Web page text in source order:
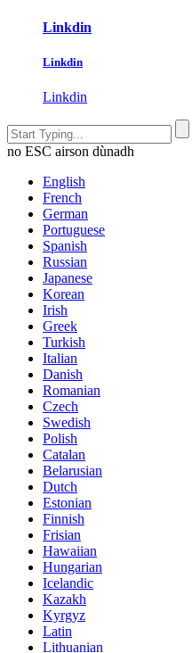
Linkdin
Linkdin
Linkdin
no ESC airson dùnadh
English
French
German
Portuguese
Spanish
Russian
Japanese
Korean
Irish
Greek
Turkish
Italian
Danish
Romanian
Czech
Swedish
Polish
Catalan
Belarusian
Dutch
Estonian
Finnish
Frisian
Hawaiian
Hungarian
Icelandic
Kazakh
Kyrgyz
Latin
Lithuanian